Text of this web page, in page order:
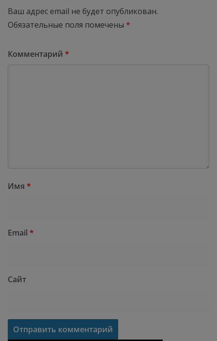
Ваш адрес email не будет опубликован.
Обязательные поля помечены *
Комментарий *
Имя *
Email *
Сайт